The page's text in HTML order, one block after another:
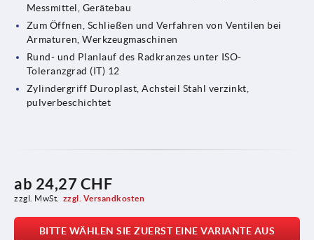
Messmittel, Gerätebau
Zum Öffnen, Schließen und Verfahren von Ventilen bei
Armaturen, Werkzeugmaschinen
Rund- und Planlauf des Radkranzes unter ISO-
Toleranzgrad (IT) 12
Zylindergriff Duroplast, Achsteil Stahl verzinkt,
pulverbeschichtet
ab 24,27 CHF
zzgl. MwSt. zzgl. Versandkosten
BITTE WÄHLEN SIE ZUERST EINE VARIANTE AUS